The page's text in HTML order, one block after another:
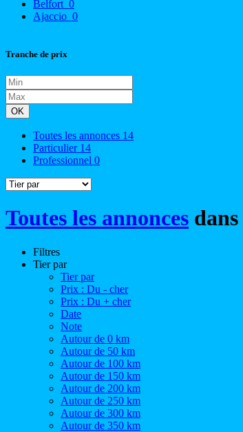
Belfort 0
Ajaccio 0
Tranche de prix
OK
Toutes les annonces 14
Particulier 14
Professionnel 0
Toutes les annonces dans
Filtres
Tier par
Tier par
Prix : Du - cher
Prix : Du + cher
Date
Note
Autour de 0 km
Autour de 50 km
Autour de 100 km
Autour de 150 km
Autour de 200 km
Autour de 250 km
Autour de 300 km
Autour de 350 km